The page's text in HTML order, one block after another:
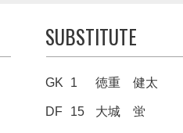
SUBSTITUTE
GK 1 徳重 健太
DF 15 大城 蛍